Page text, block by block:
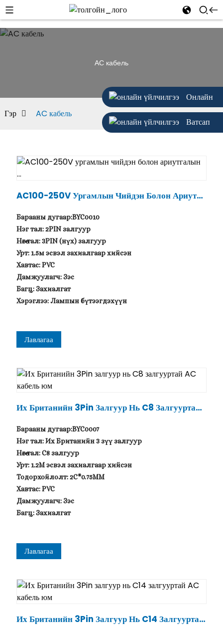
Онлайн
Ватсап
AC кабель
Гэр AC кабель
AC100-250V Ургамлын Чийдэн Болон Ариутга
Барааны дугаар:BYC0010
Нэг тал: 2PIN залгуур
Нөгөө тал: 3PIN (нүх) залгуур
Урт: 1.5м эсвэл захиалгаар хийсэн
Хавтас: PVC
Дамжуулагч: Зэс
Багц: Захиалгат
Хэрэглээ: Лампын бүтээгдэхүүн
Лавлагаа
Их Британийн 3Pin Залгуур Нь C8 Залгууртай
Барааны дугаар:BYC0007
Нэг тал: Их Британийн 3 зүү залгуур
Нөгөө тал: C8 залгуур
Урт: 1.2M эсвэл захиалгаар хийсэн
Тодорхойлолт: 2C*0.75MM
Хавтас: PVC
Дамжуулагч: Зэс
Багц: Захиалгат
Лавлагаа
Их Британийн 3Pin Залгуур Нь C14 Залгууртай